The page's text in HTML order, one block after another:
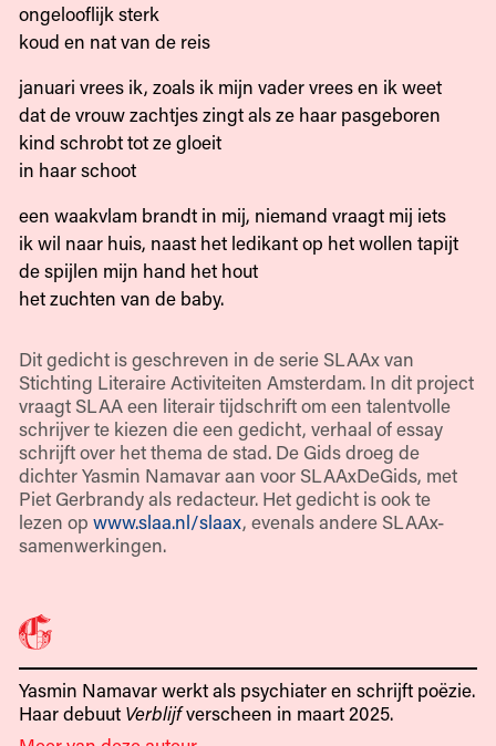
ongelooflijk sterk
koud en nat van de reis
januari vrees ik, zoals ik mijn vader vrees en ik weet
dat de vrouw zachtjes zingt als ze haar pasgeboren
kind schrobt tot ze gloeit
in haar schoot
een waakvlam brandt in mij, niemand vraagt mij iets
ik wil naar huis, naast het ledikant op het wollen tapijt
de spijlen mijn hand het hout
het zuchten van de baby.
Dit gedicht is geschreven in de serie SLAAx van
Stichting Literaire Activiteiten Amsterdam. In dit project
vraagt SLAA een literair tijdschrift om een talentvolle
schrijver te kiezen die een gedicht, verhaal of essay
schrijft over het thema de stad. De Gids droeg de
dichter Yasmin Namavar aan voor SLAAxDeGids, met
Piet Gerbrandy als redacteur. Het gedicht is ook te
lezen op www.slaa.nl/slaax, evenals andere SLAAx-
samenwerkingen.
Yasmin Namavar werkt als psychiater en schrijft poëzie.
Haar debuut Verblijfverscheen in maart 2025.